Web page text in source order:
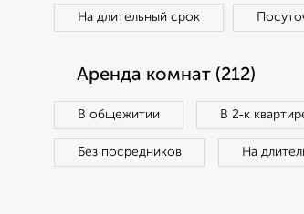
На длительный срок
Аренда комнат (212)
В общежитии В 2‑к
Без посредников На